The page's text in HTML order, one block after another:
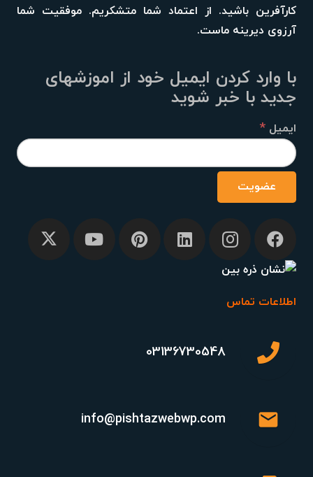
کارآفرین باشید. از اعتماد شما متشکریم. موفقیت شما
آرزوی دیرینه ماست.
با وارد کردن ایمیل خود از اموزشهای
جدید با خبر شوید
ایمیل *
اطلاعات تماس
03136730548
mail
info@pishtazwebwp.com